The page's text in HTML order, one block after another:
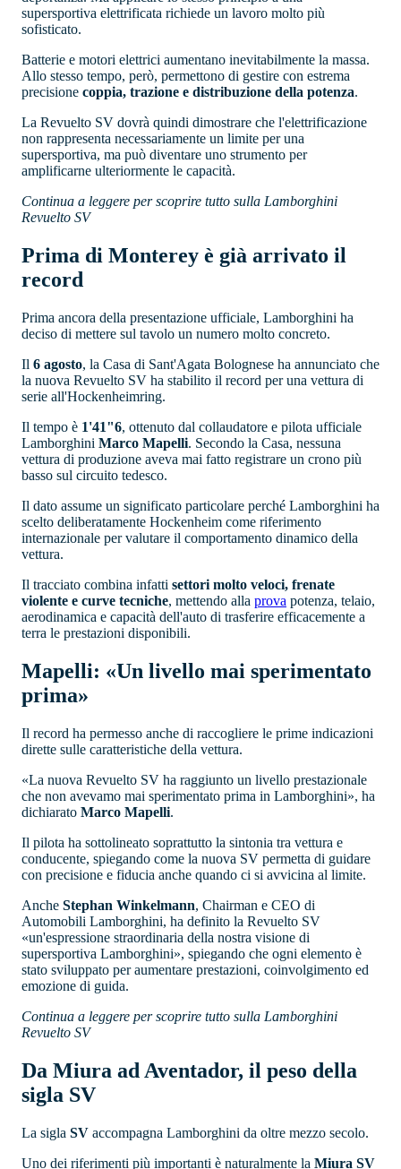
supersportiva elettrificata richiede un lavoro molto più
sofisticato.
Batterie e motori elettrici aumentano inevitabilmente la massa.
Allo stesso tempo, però, permettono di gestire con estrema
precisione coppia, trazione e distribuzione della potenza.
La Revuelto SV dovrà quindi dimostrare che l'elettrificazione
non rappresenta necessariamente un limite per una
supersportiva, ma può diventare uno strumento per
amplificarne ulteriormente le capacità.
Continua a leggere per scoprire tutto sulla Lamborghini
Revuelto SV
Prima di Monterey è già arrivato il
record
Prima ancora della presentazione ufficiale, Lamborghini ha
deciso di mettere sul tavolo un numero molto concreto.
Il 6 agosto, la Casa di Sant'Agata Bolognese ha annunciato che
la nuova Revuelto SV ha stabilito il record per una vettura di
serie all'Hockenheimring.
Il tempo è 1'41"6, ottenuto dal collaudatore e pilota ufficiale
Lamborghini Marco Mapelli. Secondo la Casa, nessuna
vettura di produzione aveva mai fatto registrare un crono più
basso sul circuito tedesco.
Il dato assume un significato particolare perché Lamborghini ha
scelto deliberatamente Hockenheim come riferimento
internazionale per valutare il comportamento dinamico della
vettura.
Il tracciato combina infatti settori molto veloci, frenate
violente e curve tecniche, mettendo alla prova potenza, telaio,
aerodinamica e capacità dell'auto di trasferire efficacemente a
terra le prestazioni disponibili.
Mapelli: «Un livello mai sperimentato
prima»
Il record ha permesso anche di raccogliere le prime indicazioni
dirette sulle caratteristiche della vettura.
«La nuova Revuelto SV ha raggiunto un livello prestazionale
che non avevamo mai sperimentato prima in Lamborghini», ha
dichiarato Marco Mapelli.
Il pilota ha sottolineato soprattutto la sintonia tra vettura e
conducente, spiegando come la nuova SV permetta di guidare
con precisione e fiducia anche quando ci si avvicina al limite.
Anche Stephan Winkelmann, Chairman e CEO di
Automobili Lamborghini, ha definito la Revuelto SV
«un'espressione straordinaria della nostra visione di
supersportiva Lamborghini», spiegando che ogni elemento è
stato sviluppato per aumentare prestazioni, coinvolgimento ed
emozione di guida.
Continua a leggere per scoprire tutto sulla Lamborghini
Revuelto SV
Da Miura ad Aventador, il peso della
sigla SV
La sigla SV accompagna Lamborghini da oltre mezzo secolo.
Uno dei riferimenti più importanti è naturalmente la Miura SV